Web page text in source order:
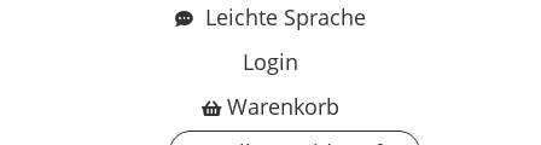
Leichte Sprache
Login
Warenkorb